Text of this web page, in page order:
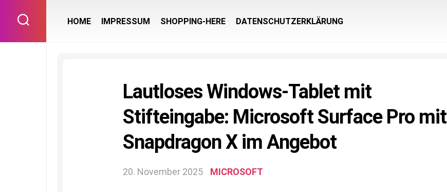
content
HOME IMPRESSUM SHOPPING-HERE DATENSCHUTZERKLÄRUNG
Lautloses Windows-Tablet mit
Stifteingabe: Microsoft Surface Pro mit
Snapdragon X im Angebot
20. November 2025 MICROSOFT